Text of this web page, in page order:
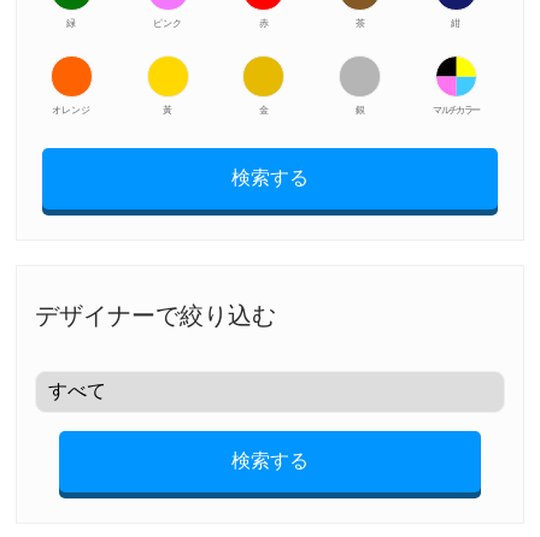
緑 ピンク 赤 茶 紺
オレンジ 黃 金 銀 マルチカラー
検索する
デザイナーで絞り込む
検索する